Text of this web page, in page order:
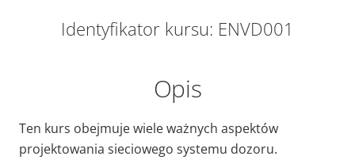
Identyfikator kursu: ENVD001
Opis
Ten kurs obejmuje wiele ważnych aspektów
projektowania sieciowego systemu dozoru.